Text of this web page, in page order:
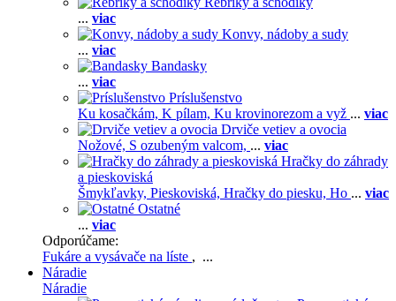
... viac
Konvy, nádoby a sudy
... viac
Bandasky
... viac
Príslušenstvo
Ku kosačkám, K pílam, Ku krovinorezom a vyž ... viac
Drviče vetiev a ovocia
Nožové, S ozubeným valcom, ... viac
Hračky do záhrady
a pieskoviská
Šmykľavky, Pieskoviská, Hračky do piesku, Ho ... viac
Ostatné
... viac
Odporúčame:
Fukáre a vysávače na líste , ...
Náradie
Náradie